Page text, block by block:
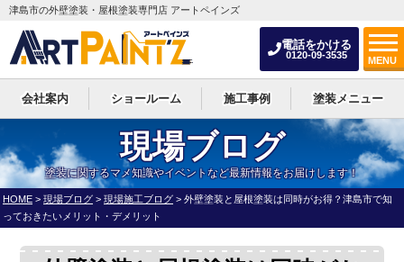
電話をかける
0120-09-3535
MENU
津島市の外壁塗装・屋根塗装専門店 アートペインズ
会社案内 ショールーム 施工事例 塗装メニュー
現場ブログ
塗装に関するマメ知識やイベントなど最新情報をお届けします！
HOME > 現場ブログ > 現場施工ブログ > 外壁塗装と屋根塗装は同時がお得？津島市で知
っておきたいメリット・デメリット